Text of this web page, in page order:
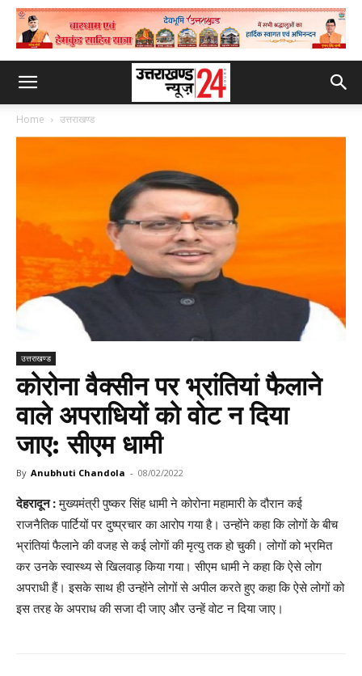
Home उत्तराखण्ड
उत्तराखण्ड
कोरोना वैक्सीन पर भ्रांतियां फैलाने
वाले अपराधियों को वोट न दिया
जाए: सीएम धामी
By Anubhuti Chandola - 08/02/2022
देहरादून :मुख्यमंत्री पुष्कर सिंह धामी ने कोरोना महामारी के दौरान कई
राजनैतिक पार्टियों पर दुष्प्रचार का आरोप गया है। उन्होंने कहा कि लोगों के बीच
भ्रांतियां फैलाने की वजह से कई लोगाें की मृत्यु तक हो चुकी। लोगों को भ्रमित
कर उनके स्वास्थ्य से खिलवाड़ किया गया। सीएम धामी ने कहा कि ऐसे लोग
अपराधी हैं। इसके साथ ही उन्होंने लोगों से अपील करते हुए कहा कि ऐसे लोगों को
इस तरह के अपराध की सजा दी जाए और उन्हें वोट न दिया जाए।